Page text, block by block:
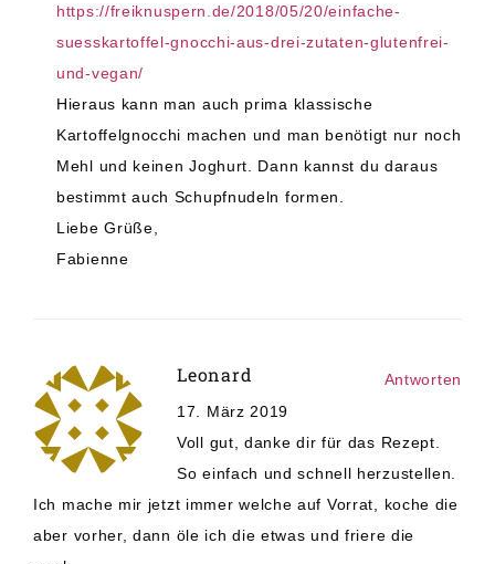
https://freiknuspern.de/2018/05/20/einfache-
suesskartoffel-gnocchi-aus-drei-zutaten-glutenfrei-
und-vegan/
Hieraus kann man auch prima klassische
Kartoffelgnocchi machen und man benötigt nur noch
Mehl und keinen Joghurt. Dann kannst du daraus
bestimmt auch Schupfnudeln formen.
Liebe Grüße,
Fabienne
Leonard
17. März 2019
Voll gut, danke dir für das Rezept.
So einfach und schnell herzustellen.
Ich mache mir jetzt immer welche auf Vorrat, koche die
aber vorher, dann öle ich die etwas und friere die
Antworten